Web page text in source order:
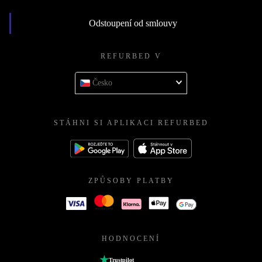
Odstoupení od smlouvy
REFURBED V
Česko
STÁHNI SI APLIKACI REFURBED
ZPŮSOBY PLATBY
HODNOCENÍ
Trustpilot